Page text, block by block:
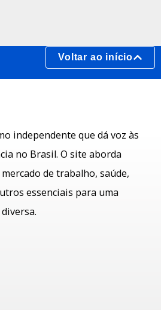
Voltar ao início
independente que dá voz às
no Brasil. O site aborda
de trabalho, saúde,
essenciais para uma